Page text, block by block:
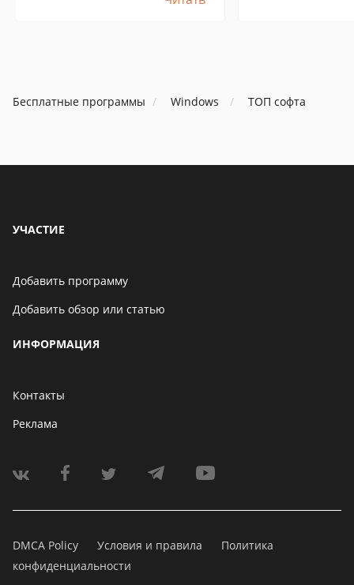
correctement avec les scanners
Бесплатные программы Windows ТОП софта
УЧАСТИЕ
Добавить программу
Добавить обзор или статью
ИНФОРМАЦИЯ
Контакты
Реклама
DMCA Policy Условия и правила
Политика
конфиденциальности